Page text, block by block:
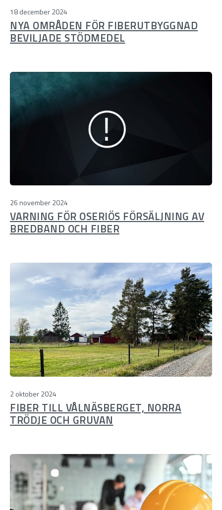
18 december 2024
NYA OMRÅDEN FÖR FIBERUTBYGGNAD
BEVILJADE STÖDMEDEL
26 november 2024
VARNING FÖR OSERIÖS FÖRSÄLJNING AV
BREDBAND OCH FIBER
2 oktober 2024
FIBER TILL VÅLNÄSBERGET, NORRA
TRÖDJE OCH GRUVAN